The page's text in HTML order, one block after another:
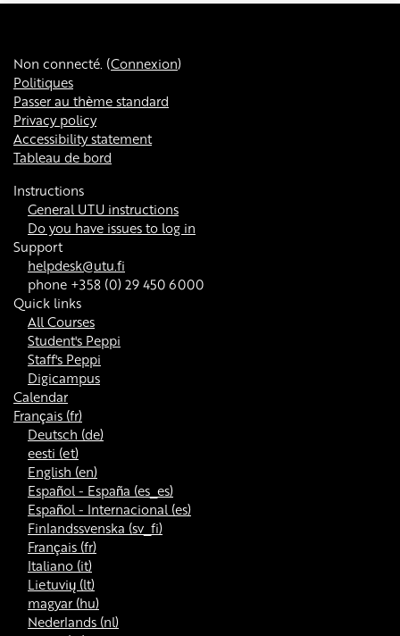
Non connecté. (Connexion)
Politiques
Passer au thème standard
Privacy policy
Accessibility statement
Tableau de bord
Instructions
General UTU instructions
Do you have issues to log in
Support
helpdesk@utu.fi
phone +358 (0) 29 450 6000
Quick links
All Courses
Student's Peppi
Staff's Peppi
Digicampus
Calendar
Français ‎(fr)‎
Deutsch ‎(de)‎
eesti ‎(et)‎
English ‎(en)‎
Español - España ‎(es_es)‎
Español - Internacional ‎(es)‎
Finlandssvenska ‎(sv_fi)‎
Français ‎(fr)‎
Italiano ‎(it)‎
Lietuvių ‎(lt)‎
magyar ‎(hu)‎
Nederlands ‎(nl)‎